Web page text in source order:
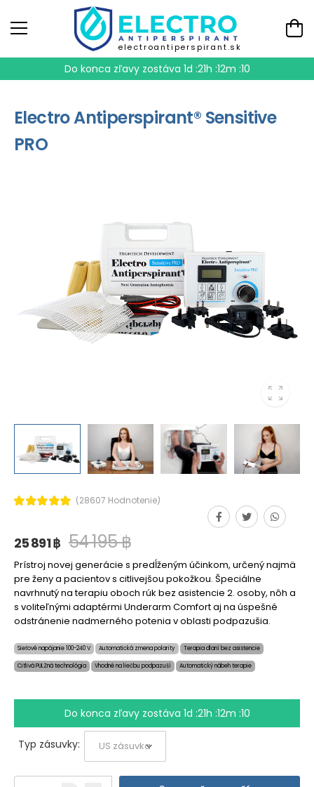
electroantiperspirant.sk
Do konca zľavy zostáva 1d :21h :12m :10
Electro Antiperspirant® Sensitive
PRO
(28607 Hodnotenie)
25 891 ฿ 54 195 ฿
Prístroj novej generácie s predĺženým účinkom, určený najmä
pre ženy a pacientov s citlivejšou pokožkou. Špeciálne
navrhnutý na terapiu oboch rúk bez asistencie 2. osoby, nôh a
s voliteľnými adaptérmi Underarm Comfort aj na úspešné
odstránenie nadmerného potenia v oblasti podpazušia.
Sieťové napájanie 100-240 V Automatická zmena polarity Terapia dlaní bez asistencie
Citlivá PULZná technológia Vhodné na liečbu podpazuší Automatický nábeh terapie
Do konca zľavy zostáva 1d :21h :12m :10
Typ zásuvky: